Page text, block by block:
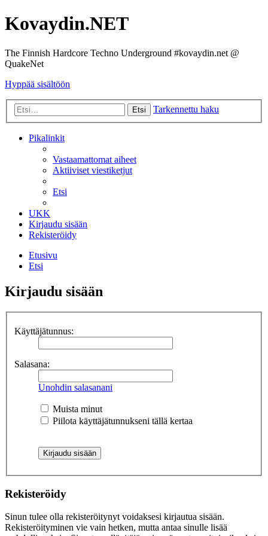
Kovaydin.NET
The Finnish Hardcore Techno Underground #kovaydin.net @
QuakeNet
Hyppää sisältöön
Etsi Tarkennettu haku
Pikalinkit
Vastaamattomat aiheet
Aktiiviset viestiketjut
Etsi
UKK
Kirjaudu sisään
Rekisteröidy
Etusivu
Etsi
Kirjaudu sisään
Käyttäjätunnus:
Salasana:
Unohdin salasanani
Muista minut
Piilota käyttäjätunnukseni tällä kertaa
Rekisteröidy
Sinun tulee olla rekisteröitynyt voidaksesi kirjautua sisään.
Rekisteröityminen vie vain hetken, mutta antaa sinulle lisää